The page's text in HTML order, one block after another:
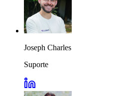
Joseph Charles
Suporte